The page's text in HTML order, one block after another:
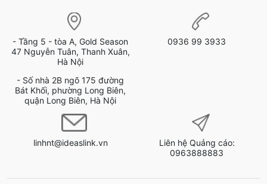
- Tầng 5 - tòa A, Gold Season
47 Nguyễn Tuân, Thanh Xuân,
Hà Nội
- Số nhà 2B ngõ 175 đường
Bát Khối, phường Long Biên,
quận Long Biên, Hà Nội
0936 99 3933
linhnt@ideaslink.vn
Liên hệ Quảng cáo:
0963888883